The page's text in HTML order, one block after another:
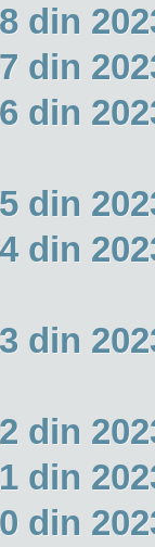
din
din
din
din
din
din
din
din
din